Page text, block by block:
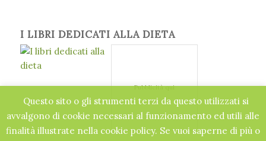
I LIBRI DEDICATI ALLA DIETA
Pubblicità qui
Questo sito o gli strumenti terzi da questo utilizzati si
avvalgono di cookie necessari al funzionamento ed utili alle
finalità illustrate nella cookie policy. Se vuoi saperne di più o